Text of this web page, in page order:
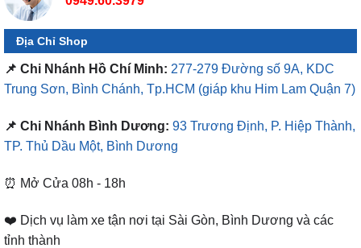
Địa Chỉ Shop
📌 Chi Nhánh Hồ Chí Minh: 277-279 Đường số 9A, KDC
Trung Sơn, Bình Chánh, Tp.HCM (giáp khu Him Lam Quận 7)
📌 Chi Nhánh Bình Dương: 93 Trương Định, P. Hiệp Thành,
TP. Thủ Dầu Một, Bình Dương
⏰ Mở Cửa 08h - 18h
❤️ Dịch vụ làm xe tận nơi tại Sài Gòn, Bình Dương và các
tỉnh thành